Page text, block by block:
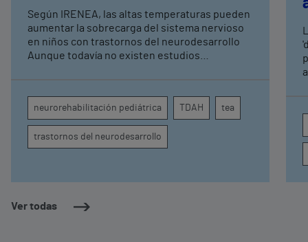
Ver todas
neurorrehabilitación
pediátrica de Vithas
Según IRENEA, las altas temperaturas pueden
aumentar la sobrecarga del sistema nervioso
en niños con trastornos del neurodesarrollo
Aunque todavía no existen estudios
atención, la regulación emocional y la
conducta
neurorehabilitación pediátrica TDAH tea
trastornos del neurodesarrollo